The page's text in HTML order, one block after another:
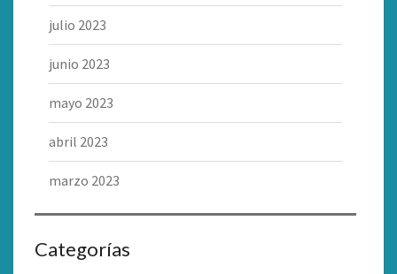
julio 2023
junio 2023
mayo 2023
abril 2023
marzo 2023
Categorías